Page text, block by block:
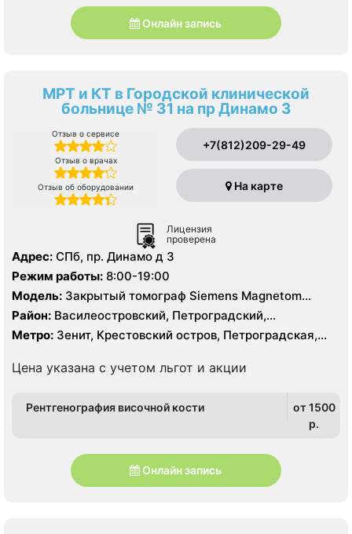
Онлайн запись
МРТ и КТ в Городской клинической
больнице № 31 на пр Динамо 3
Отзыв о сервисе
Отзыв о врачах
Отзыв об оборудовании
+7(812)209-29-49
На карте
Лицензия
проверена
Адрес: СПб, пр. Динамо д 3
Режим работы: 8:00-19:00
Модель: Закрытый томограф Siemens Magnetom
Essenza 1.5 Тесла, КТ Aquilion 64 фирмы Toshiba 64
среза
Район: Василеостровский, Петроградский,
Приморский
Метро: Зенит, Крестовский остров, Петроградская,
Чкаловская
Цена указана с учетом льгот и акции
Рентгенография височной кости
от 1500
p.
Онлайн запись